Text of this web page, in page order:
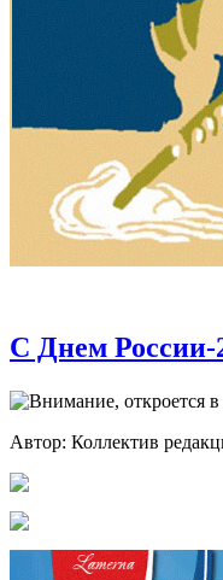
C Днем России-
Автор: Коллектив